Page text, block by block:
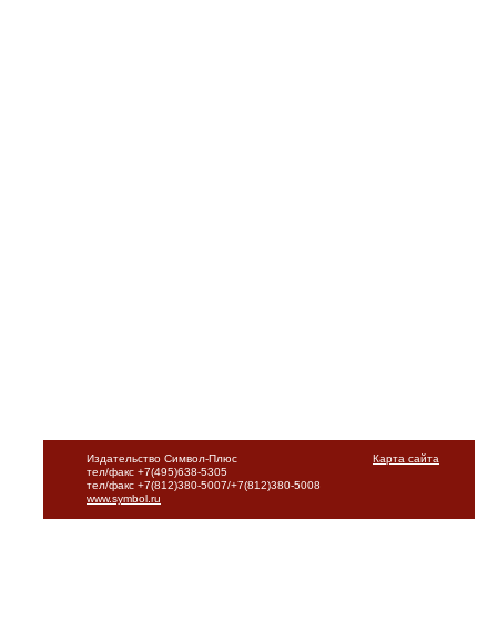
Карта сайта
Издательство Символ-Плюс
тел/факс +7(495)638-5305
тел/факс +7(812)380-5007/+7(812)380-5008
www.symbol.ru